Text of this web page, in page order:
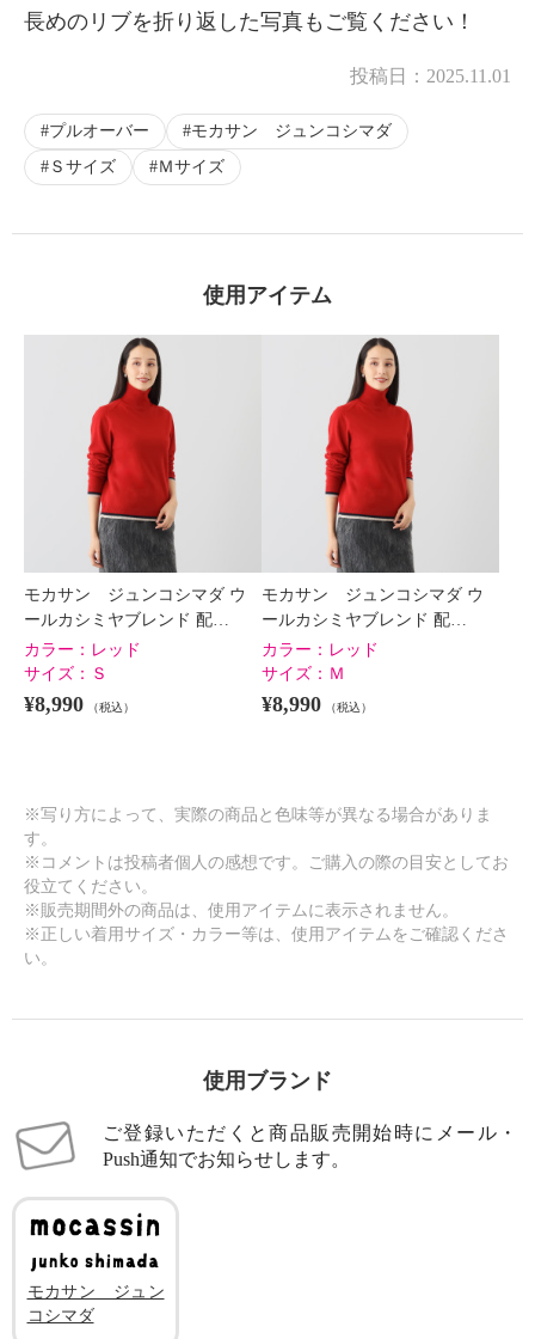
長めのリブを折り返した写真もご覧ください！
投稿日： 2025.11.01
プルオーバー
モカサン ジュンコシマダ
Ｓサイズ
Ｍサイズ
使用アイテム
モカサン ジュンコシマダ ウ
ールカシミヤブレンド 配…
カラー： レッド
サイズ： Ｓ
¥8,990 （税込）
モカサン ジュンコシマダ ウ
ールカシミヤブレンド 配…
カラー： レッド
サイズ： Ｍ
¥8,990 （税込）
※写り方によって、実際の商品と色味等が異なる場合がありま
す。
※コメントは投稿者個人の感想です。ご購入の際の目安としてお
役立てください。
※販売期間外の商品は、使用アイテムに表示されません。
※正しい着用サイズ・カラー等は、使用アイテムをご確認くださ
い。
使用ブランド
ご登録いただくと商品販売開始時にメール・
Push通知でお知らせします。
モカサン ジュン
コシマダ